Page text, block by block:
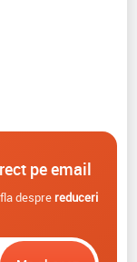
pe email
despre reduceri